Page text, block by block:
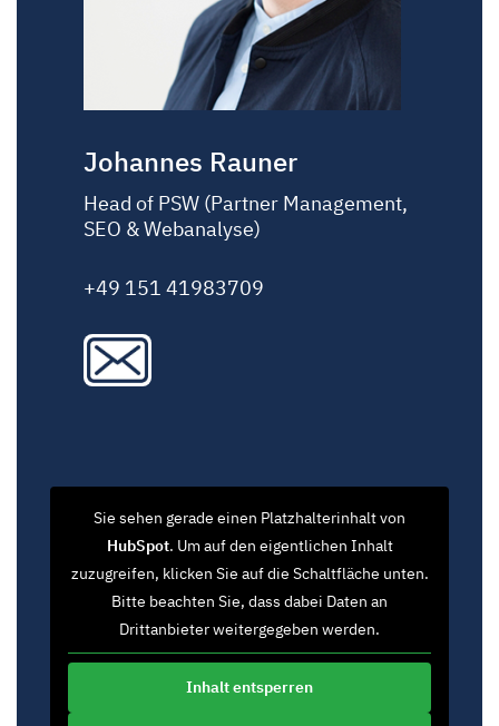
Johannes Rauner
Head of PSW (Partner Management,
SEO & Webanalyse)
+49 151 41983709
Sie sehen gerade einen Platzhalterinhalt von
HubSpot. Um auf den eigentlichen Inhalt
zuzugreifen, klicken Sie auf die Schaltfläche unten.
Bitte beachten Sie, dass dabei Daten an
Drittanbieter weitergegeben werden.
Inhalt entsperren